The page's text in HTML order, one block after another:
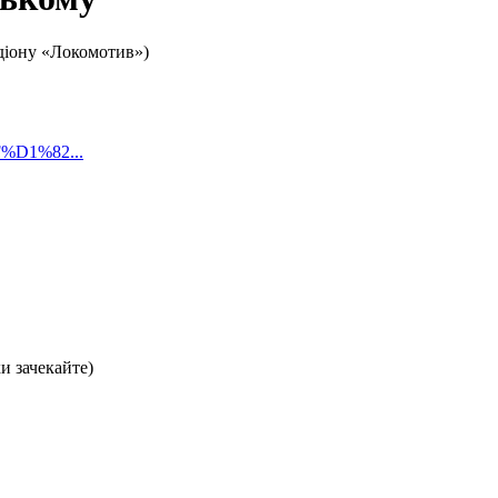
«Локомотив»)
зачекайте)